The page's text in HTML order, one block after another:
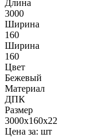
Длина
3000
Ширина
160
Ширина
160
Цвет
Бежевый
Материал
ДПК
Размер
3000x160x22
Цена за: шт